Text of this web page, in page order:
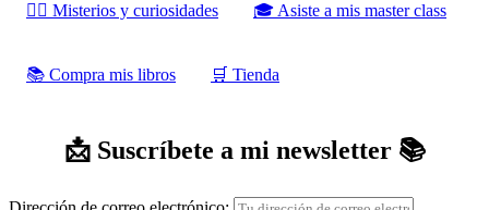
‍‍‍‍‍🧙‍♂️ Misterios y curiosidades 🎓 Asiste a mis master class
📚 Compra mis libros ‍‍🛒 Tienda
📩 Suscríbete a mi newsletter 📚